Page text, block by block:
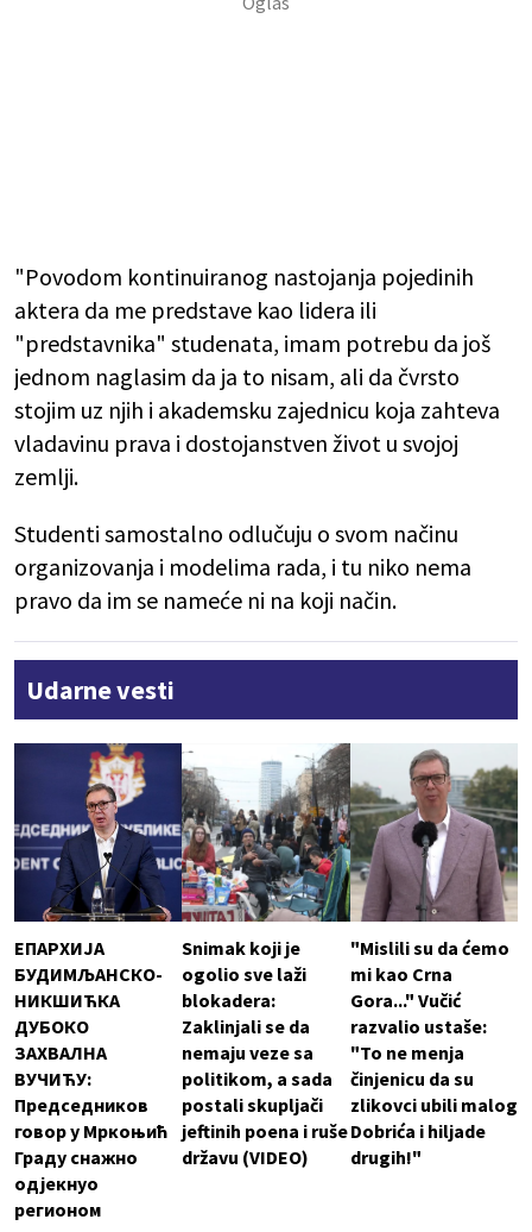
"Povodom kontinuiranog nastojanja pojedinih
aktera da me predstave kao lidera ili
"predstavnika" studenata, imam potrebu da još
jednom naglasim da ja to nisam, ali da čvrsto
stojim uz njih i akademsku zajednicu koja zahteva
vladavinu prava i dostojanstven život u svojoj
zemlji.
Studenti samostalno odlučuju o svom načinu
organizovanja i modelima rada, i tu niko nema
pravo da im se nameće ni na koji način.
Udarne vesti
ЕПАРХИЈА
БУДИМЉАНСКО-
НИКШИЋКА
ДУБОКО
ЗАХВАЛНА
ВУЧИЋУ:
Председников
говор у Мркоњић
Граду снажно
одјекнуо
регионом
Snimak koji je
ogolio sve laži
blokadera:
Zaklinjali se da
nemaju veze sa
politikom, a sada
postali skupljači
jeftinih poena i ruše
državu (VIDEO)
"Mislili su da ćemo
mi kao Crna
Gora..." Vučić
razvalio ustaše:
"To ne menja
činjenicu da su
zlikovci ubili malog
Dobrića i hiljade
drugih!"